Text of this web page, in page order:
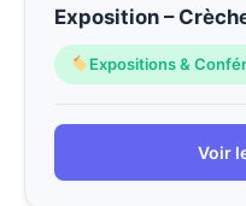
Exposition –
Expositions &
Voir